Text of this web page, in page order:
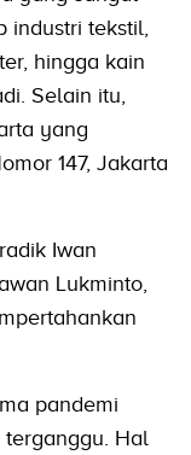
industri tekstil,
hingga kain
Selain itu,
yang
147, Jakarta
Iwan
Lukminto,
pandemi
terganggu. Hal